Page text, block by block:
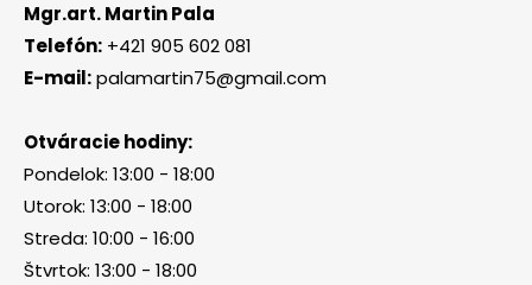
Mgr.art. Martin Pala
Telefón: +421 905 602 081
E-mail:palamartin75@gmail.com
Otváracie hodiny:
Pondelok: 13:00 - 18:00
Utorok: 13:00 - 18:00
Streda: 10:00 - 16:00
Štvrtok: 13:00 - 18:00